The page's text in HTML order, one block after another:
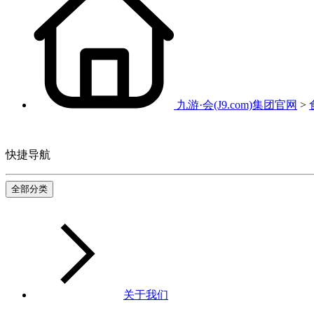
九游·会(J9.com)集团官网 >
快捷导航
全部分类
关于我们